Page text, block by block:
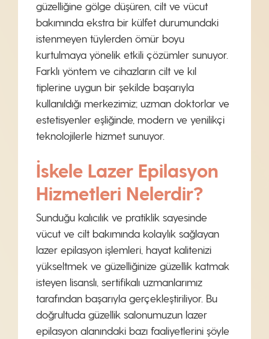
güzelliğine gölge düşüren, cilt ve vücut
bakımında ekstra bir külfet durumundaki
istenmeyen tüylerden ömür boyu
kurtulmaya yönelik etkili çözümler sunuyor.
Farklı yöntem ve cihazların cilt ve kıl
tiplerine uygun bir şekilde başarıyla
kullanıldığı merkezimiz; uzman doktorlar ve
estetisyenler eşliğinde, modern ve yenilikçi
teknolojilerle hizmet sunuyor.
İskele Lazer Epilasyon
Hizmetleri Nelerdir?
Sunduğu kalıcılık ve pratiklik sayesinde
vücut ve cilt bakımında kolaylık sağlayan
lazer epilasyon işlemleri, hayat kalitenizi
yükseltmek ve güzelliğinize güzellik katmak
isteyen lisanslı, sertifikalı uzmanlarımız
tarafından başarıyla gerçekleştiriliyor. Bu
doğrultuda güzellik salonumuzun lazer
epilasyon alanındaki bazı faaliyetlerini şöyle